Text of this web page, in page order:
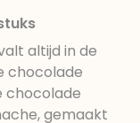
altijd in de
chocolade
chocolade
gemaakt